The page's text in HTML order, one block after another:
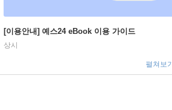
[이용안내] 예스24 eBook 이용 가이드
상시
펼쳐보기